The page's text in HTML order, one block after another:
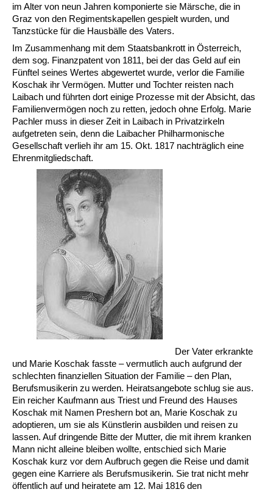
im Alter von neun Jahren komponierte sie Märsche, die in
Graz von den Regimentskapellen gespielt wurden, und
Tanzstücke für die Hausbälle des Vaters.
Im Zusammenhang mit dem Staatsbankrott in Österreich,
dem sog. Finanzpatent von 1811, bei der das Geld auf ein
Fünftel seines Wertes abgewertet wurde, verlor die Familie
Koschak ihr Vermögen. Mutter und Tochter reisten nach
Laibach und führten dort einige Prozesse mit der Absicht, das
Familienvermögen noch zu retten, jedoch ohne Erfolg. Marie
Pachler muss in dieser Zeit in Laibach in Privatzirkeln
aufgetreten sein, denn die Laibacher Philharmonische
Gesellschaft verlieh ihr am 15. Okt. 1817 nachträglich eine
Ehrenmitgliedschaft.
Der Vater erkrankte
und Marie Koschak fasste – vermutlich auch aufgrund der
schlechten finanziellen Situation der Familie – den Plan,
Berufsmusikerin zu werden. Heiratsangebote schlug sie aus.
Ein reicher Kaufmann aus Triest und Freund des Hauses
Koschak mit Namen Preshern bot an, Marie Koschak zu
adoptieren, um sie als Künstlerin ausbilden und reisen zu
lassen. Auf dringende Bitte der Mutter, die mit ihrem kranken
Mann nicht alleine bleiben wollte, entschied sich Marie
Koschak kurz vor dem Aufbruch gegen die Reise und damit
gegen eine Karriere als Berufsmusikerin. Sie trat nicht mehr
öffentlich auf und heiratete am 12. Mai 1816 den